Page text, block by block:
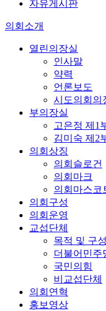
자유게시판
의회소개
열린의장실
인사말
약력
언론보도
시도의회의
부의장실
고은정 제1
김미숙 제2
의회상징
의회슬로건
의회마크
의회마스코
의회구성
의회운영
교섭단체
목적 및 구
더불어민주
국민의힘
비교섭단체
의회연혁
홍보영상